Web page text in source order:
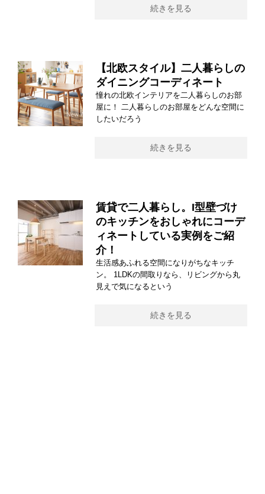
続きを見る
【北欧スタイル】二人暮らしの
ダイニングコーディネート
憧れの北欧インテリアを二人暮らしのお部
屋に！ 二人暮らしのお部屋をどんな空間に
したいだろう
続きを見る
賃貸で二人暮らし。I型壁づけ
のキッチンをおしゃれにコーデ
ィネートしている実例をご紹
介！
生活感あふれる空間になりがちなキッチ
ン。 1LDKの間取りなら、リビングから丸
見えで気になるという
続きを見る